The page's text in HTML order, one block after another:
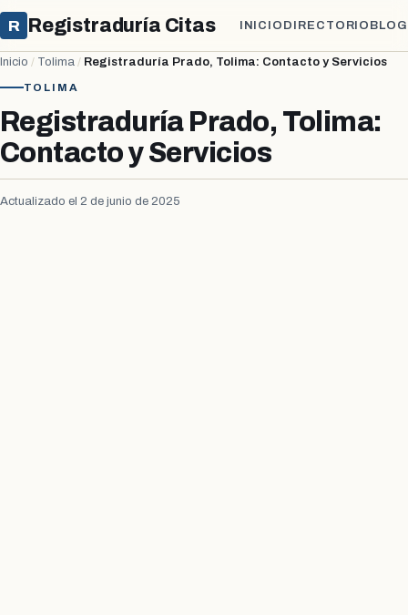
R Registraduría Citas INICIO DIRECTORIO BLOG
Inicio / Tolima / Registraduría Prado, Tolima: Contacto y Servicios
TOLIMA
Registraduría Prado, Tolima:
Contacto y Servicios
Actualizado el 2 de junio de 2025